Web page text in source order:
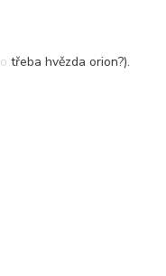
třeba hvězda orion?).